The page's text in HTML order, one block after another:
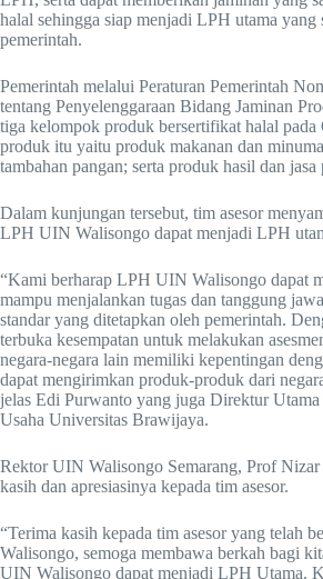
halal sehingga siap menjadi LPH utama yang
pemerintah.
Pemerintah melalui Peraturan Pemerintah
tentang Penyelenggaraan Bidang Jaminan
tiga kelompok produk bersertifikat halal
produk itu yaitu produk makanan dan
tambahan pangan; serta produk hasil dan jasa
Dalam kunjungan tersebut, tim asesor
LPH UIN Walisongo dapat menjadi LPH
“Kami berharap LPH UIN Walisongo dapat
mampu menjalankan tugas dan tanggung
standar yang ditetapkan oleh pemerintah.
terbuka kesempatan untuk melakukan
negara-negara lain memiliki kepentingan
dapat mengirimkan produk-produk dari
jelas Edi Purwanto yang juga Direktur
Usaha Universitas Brawijaya.
Rektor UIN Walisongo Semarang, Prof Nizar
kasih dan apresiasinya kepada tim asesor.
“Terima kasih kepada tim asesor yang telah
Walisongo, semoga membawa berkah bagi
UIN Walisongo dapat menjadi LPH Utama.